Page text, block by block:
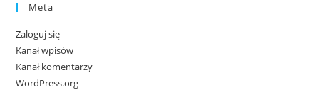
Meta
Zaloguj się
Kanał wpisów
Kanał komentarzy
WordPress.org